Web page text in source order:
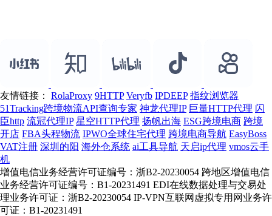
友情链接： RolaProxy 9HTTP Veryfb IPDEEP 指纹浏览器
51Tracking跨境物流API查询专家 神龙代理IP 巨量HTTP代理 闪
臣http 流冠代理IP 星空HTTP代理 扬帆出海 ESG跨境电商 跨境
开店 FBA头程物流 IPWO全球住宅代理 跨境电商导航 EasyBoss
VAT注册 深圳的阳 海外仓系统 ai工具导航 天启ip代理 vmos云手
机
增值电信业务经营许可证编号：浙B2-20230054 跨地区增值电信
业务经营许可证编号：B1-20231491 EDI在线数据处理与交易处
理业务许可证：浙B2-20230054 IP-VPN互联网虚拟专用网业务许
可证：B1-20231491